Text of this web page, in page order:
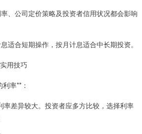
、公司定价策略及投资者信用状况都会影响
适合短期操作，按月计息适合中长期投资。
用技巧
率**：
率差异较大。投资者应多方比较，选择利率